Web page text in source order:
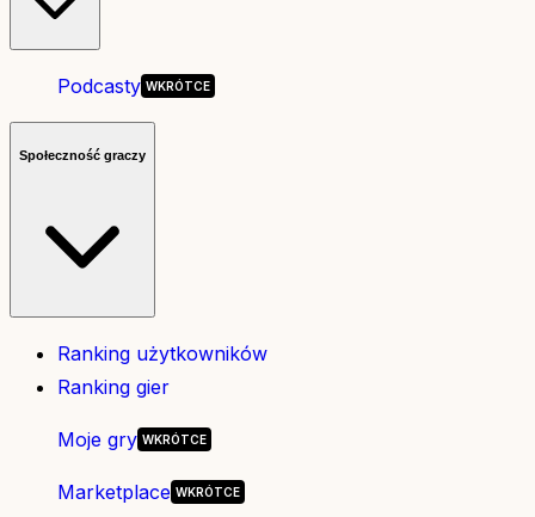
Podcasty
Społeczność graczy
Ranking użytkowników
Ranking gier
Moje gry
Marketplace